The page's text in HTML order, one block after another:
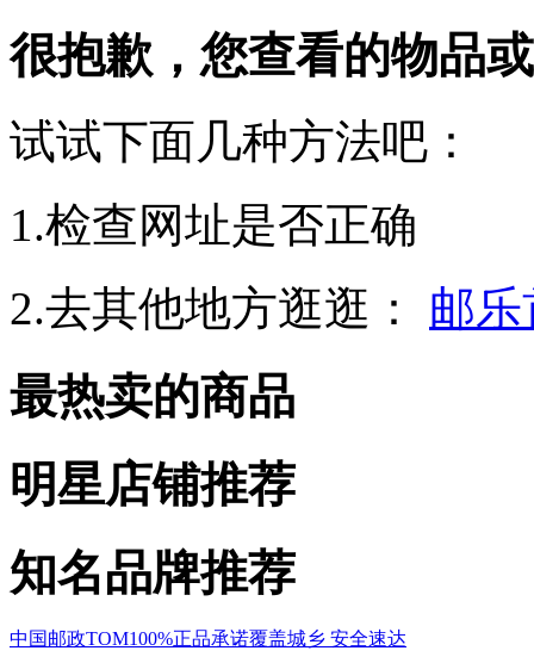
很抱歉，您查看的物品
试试下面几种方法吧：
1.检查网址是否正确
2.去其他地方逛逛：
邮
最热卖的商品
明星店铺推荐
知名品牌推荐
中国邮政TOM100%正品承诺覆盖城乡 安全速达